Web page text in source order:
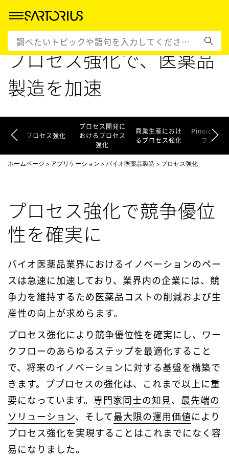
プロセス強化で、医薬品
製造を加速
プロセス強化
プロセス開発に
おけるプロセス
強化
商業生産におけ
るプロセス強化
Pinoicプラ
フォーム
ホームページ アプリケーション バイオ医薬品製造 プロセス強化
プロセス強化で競争優位
性を確実に
バイオ医薬品業界におけるイノベーションのペー
スは急速に加速しており、業界内の企業には、競
争力を維持するため医薬品コストの削減および生
産性の向上が求めらます。
プロセス強化により競争優位性を確実にし、ワー
クフローのあらゆるステップを最適化すること
で、将来のイノベーションに対する基盤を構築で
きます。ププロセスの強化は、これまで以上に重
要になっています。 専門家同士の知見、 最先端の
ソリューション、そして最大限の運用価値により
プロセス強化を実現することはこれまでになく容
易になりました。